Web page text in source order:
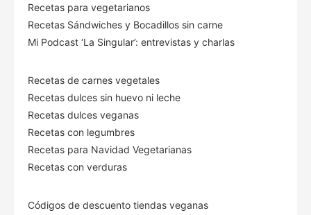
Recetas para vegetarianos
Recetas Sándwiches y Bocadillos sin carne
Mi Podcast ‘La Singular’: entrevistas y charlas
Recetas de carnes vegetales
Recetas dulces sin huevo ni leche
Recetas dulces veganas
Recetas con legumbres
Recetas para Navidad Vegetarianas
Recetas con verduras
Códigos de descuento tiendas veganas